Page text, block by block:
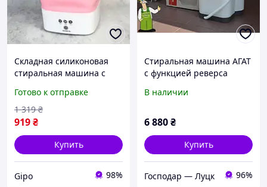
Складная силиконовая
стиральная машина с
стерилизации озоном
220В 300 оборотов
Готово к отправке
919₴
1 319 ₴
Купить
Gipo 98%
Стиральная машина АГАТ
с функцией реверса
отличный помощник для
В наличии
6 880₴
Купить
Господар — Луцк 96%